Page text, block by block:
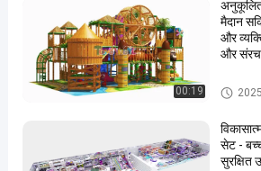
इनडोर
खेल का
मैदान
उपकरण
2025-
08-01
विचार
इनडोर
00:19
मैदान
और
और
कस्टम
सेट -
सुरक्षित